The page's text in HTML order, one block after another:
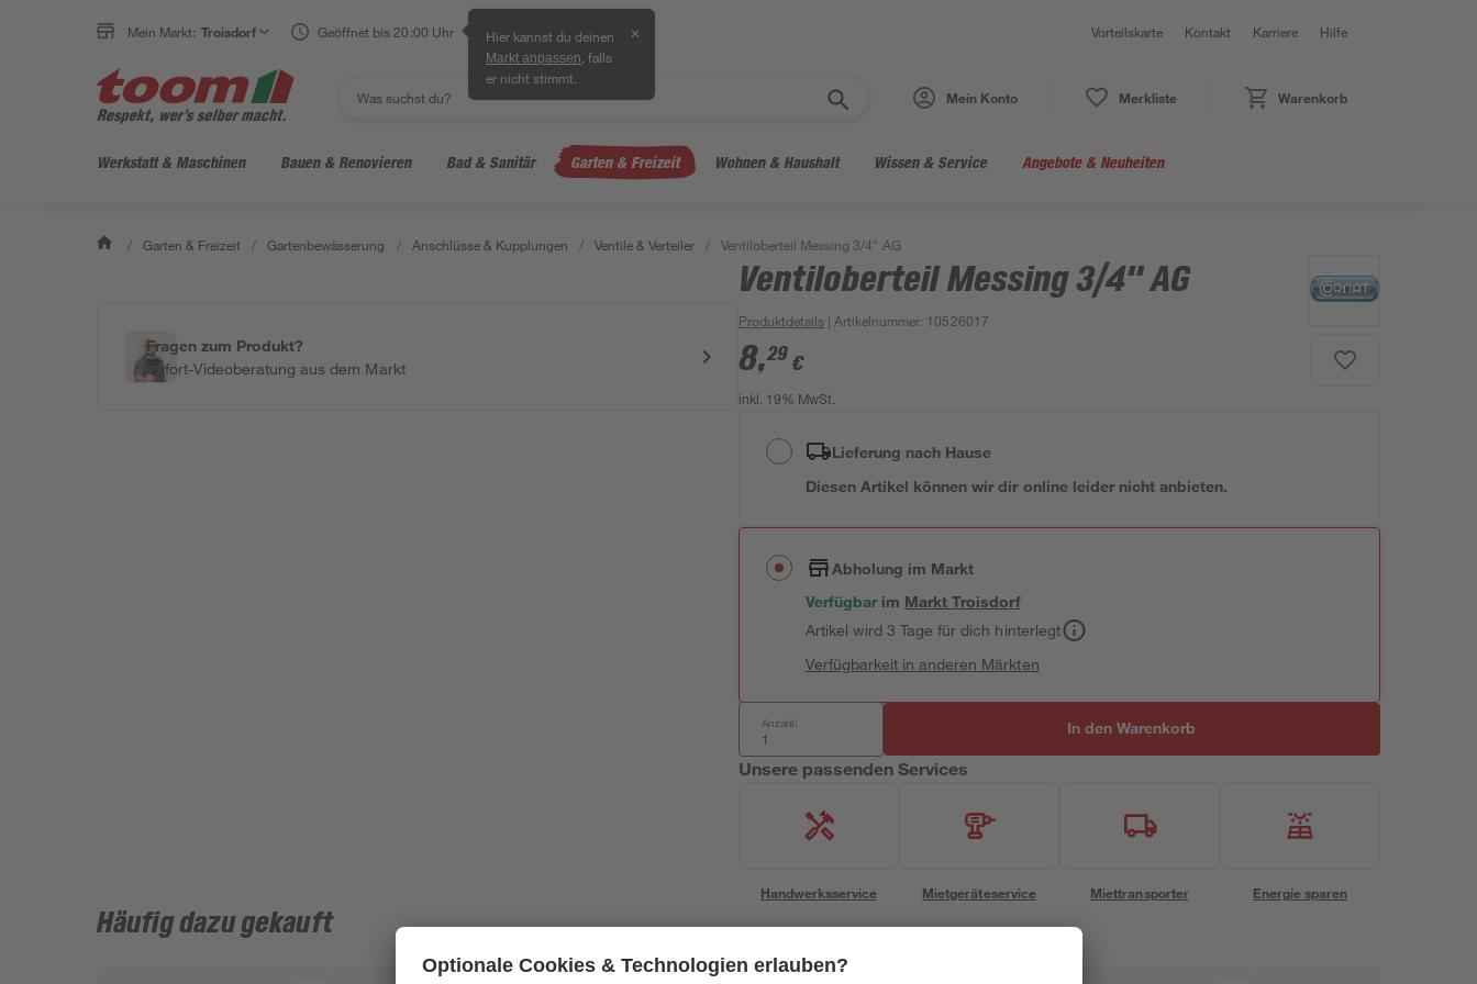
Mein Markt: Troisdorf Geöffnet bis 20:00 Uhr Hier kannst du deinen
Markt anpassen , falls
er nicht stimmt.
✕ Vorteilskarte Kontakt Karriere Hilfe
Mein Konto Merkliste Warenkorb
Werkstatt & Maschinen Bauen & Renovieren Bad & Sanitär Garten & Freizeit Wohnen & Haushalt Wissen & Service Angebote & Neuheiten
/ Garten & Freizeit / Gartenbewässerung / Anschlüsse & Kupplungen / Ventile & Verteiler / Ventiloberteil Messing 3/4" AG
Fragen zum Produkt?
Sofort-Videoberatung aus dem Markt
Ventiloberteil Messing 3/4" AG
Produktdetails | Artikelnummer: 10526017
8,29 €
inkl. 19% MwSt.
Lieferung nach Hause
Diesen Artikel können wir dir online leider nicht anbieten.
Abholung im Markt
Verfügbar im MarktTroisdorf
Artikel wird 3 Tage für dich hinterlegt
Verfügbarkeit in anderen Märkten
Anzahl: In den Warenkorb
Unsere passenden Services
Handwerksservice Mietgeräteservice Miettransporter Energie sparen
Häufig dazu gekauft